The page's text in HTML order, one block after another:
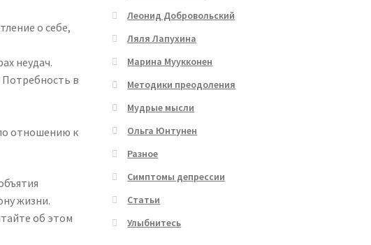
о себе,
неудач.
в
отношению к
жизни.
об этом
Леонид Добровольский
Ляля Лапухина
Марина Муукконен
Методики преодоления
Мудрые мысли
Ольга Юнтунен
Разное
Симптомы депрессии
Статьи
Улыбнитесь